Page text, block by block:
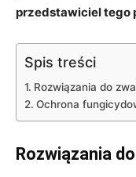
przedstawiciel tego
Spis treści
Rozwiązania do
Ochrona
Rozwiązania